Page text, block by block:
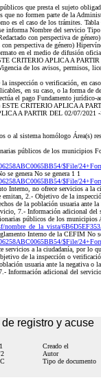
que presta el sujeto
que no formen parte de la
es el caso de los trámites. Tabla
informa Nombre del servicio
con perspectiva de
con perspectiva de género)
en el medio de difusión
CRITERIO APLICA A
de los avisos, permisos,
o verificación, en
en su caso, o la forma de
el pago Fundamento
CRITERIO APLICA A
A PARTIR DEL 02/07/2021
al sistema homólogo Área(s)
públicos de los municipios
$File/
se genera No se genera 1 1
$File/
no ofrece servicios a la
2.- Objetivo de la
de la población usuaria ante
7.- Información adicional del
públicos de los
nombre_de_la_vista/
Interno de la CEFIM No
$File/
a la ciudadanía, por lo
de la inspección o
usuaria ante la negativa o
Información adicional del
registro y acuse
Creado el
Autor
Tipo de documento